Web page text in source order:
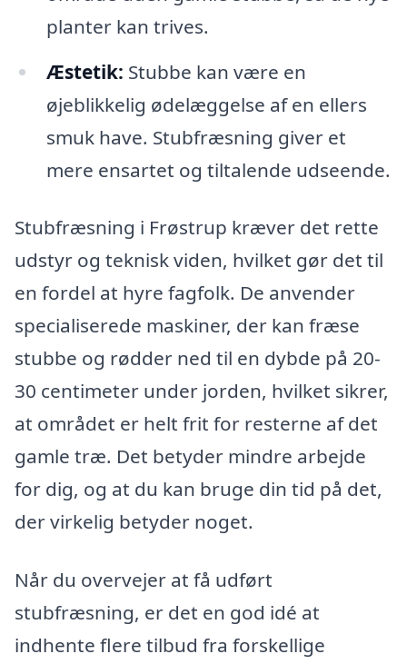
planter kan trives.
Æstetik: Stubbe kan være en
øjeblikkelig ødelæggelse af en ellers
smuk have. Stubfræsning giver et
mere ensartet og tiltalende udseende.
Stubfræsning i Frøstrup kræver det rette
udstyr og teknisk viden, hvilket gør det til
en fordel at hyre fagfolk. De anvender
specialiserede maskiner, der kan fræse
stubbe og rødder ned til en dybde på 20-
30 centimeter under jorden, hvilket sikrer,
at området er helt frit for resterne af det
gamle træ. Det betyder mindre arbejde
for dig, og at du kan bruge din tid på det,
der virkelig betyder noget.
Når du overvejer at få udført
stubfræsning, er det en god idé at
indhente flere tilbud fra forskellige